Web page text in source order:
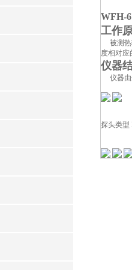
WFH-
工作
被测热
度相对应
仪器
仪器由
探头类型